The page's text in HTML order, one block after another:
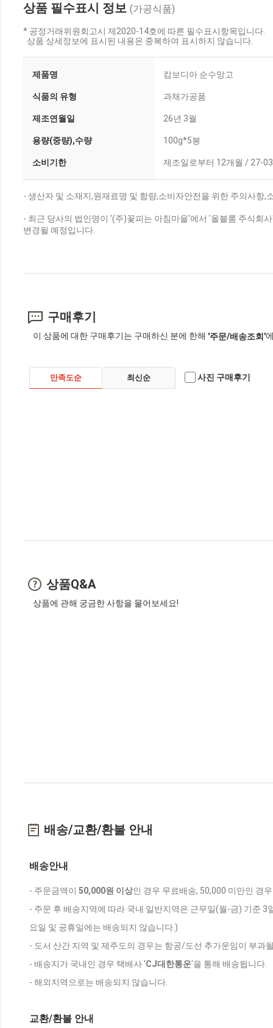
상품 필수표시 정보 (가공식품)
* 공정거래위원회고시 제2020-14호에 따른 필수표시항목입니다.
상품 상세정보에 표시된 내용은 중복하여 표시하지 않습니다.
제품명 캄보디아 순수망고
식품의 유형 과채가공품
제조연월일 26년 3월
용량(중량),수량 100g*5봉
소비기한 제조일로부터 12개월 / 27-
- 생산자 및 소재지,원재료명 및 함량,소비자안전을 위한 주의사항
- 최근 당사의 법인명이 '(주)꽃피는 아침마을'에서 '올블룸 주식회
변경될 예정입니다.
구매후기
이 상품에 대한 구매후기는 구매하신 분에 한해 '주문/배송조회'
만족도순 최신순 사진 구매후기
상품Q&A
상품에 관해 궁금한 사항을 물어보세요!
배송/교환/환불 안내
배송안내
- 주문금액이 50,000원 이상인 경우 무료배송, 50,000 미만인 경
- 주문 후 배송지역에 따라 국내 일반지역은 근무일(월-금) 기준
요일 및 공휴일에는 배송되지 않습니다.)
- 도서 산간 지역 및 제주도의 경우는 항공/도선 추가운임이 부과
- 배송지가 국내인 경우 택배사 'CJ대한통운'을 통해 배송됩니다.
- 해외지역으로는 배송되지 않습니다.
교환/환불 안내